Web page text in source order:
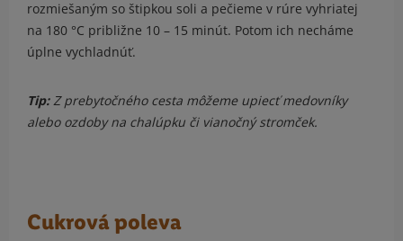
rozmiešaným so štipkou soli a pečieme v rúre vyhriatej
na 180 °C približne 10 – 15 minút. Potom ich necháme
úplne vychladnúť.
Tip:Z prebytočného cesta môžeme upiecť medovníky
alebo ozdoby na chalúpku či vianočný stromček.
Cukrová poleva